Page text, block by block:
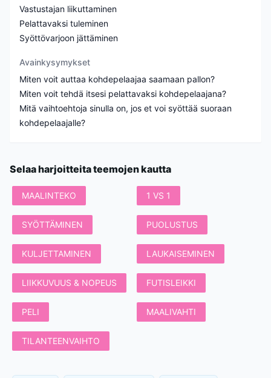
Vastustajan liikuttaminen
Pelattavaksi tuleminen
Syöttövarjoon jättäminen
Avainkysymykset
Miten voit auttaa kohdepelaajaa saamaan pallon?
Miten voit tehdä itsesi pelattavaksi kohdepelaajana?
Mitä vaihtoehtoja sinulla on, jos et voi syöttää suoraan
Selaa harjoitteita teemojen kautta
MAALINTEKO 1 VS 1
SYÖTTÄMINEN PUOLUSTUS
KULJETTAMINEN LAUKAISEMINEN
LIIKKUVUUS & NOPEUS FUTISLEIKKI
PELI MAALIVAHTI
TILANTEENVAIHTO